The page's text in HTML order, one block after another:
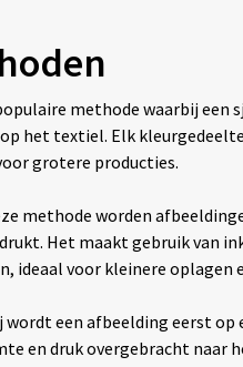
methode waarbij
het textiel. Elk
grotere producties.
methode worden
Het maakt gebruik van
ideaal voor kleinere oplagen
wordt een afbeelding eerst
en druk overgebracht naar